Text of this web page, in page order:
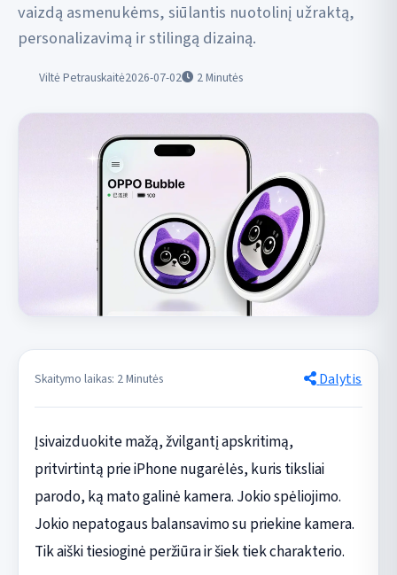
vaizdą asmenukėms, siūlantis nuotolinį užraktą,
personalizavimą ir stilingą dizainą.
Viltė Petrauskaitė2026-07-02 2Minutės
Skaitymo laikas: 2 Minutės Dalytis
Įsivaizduokite mažą, žvilgantį apskritimą,
pritvirtintą prie iPhone nugarėlės, kuris tiksliai
parodo, ką mato galinė kamera. Jokio spėliojimo.
Jokio nepatogaus balansavimo su priekine kamera.
Tik aiški tiesioginė peržiūra ir šiek tiek charakterio.